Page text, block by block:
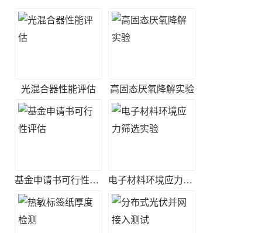
光混合器性能评估 高固态厌氧降解实验
基金申请书可行性评估 电子材料环境应力筛选实验